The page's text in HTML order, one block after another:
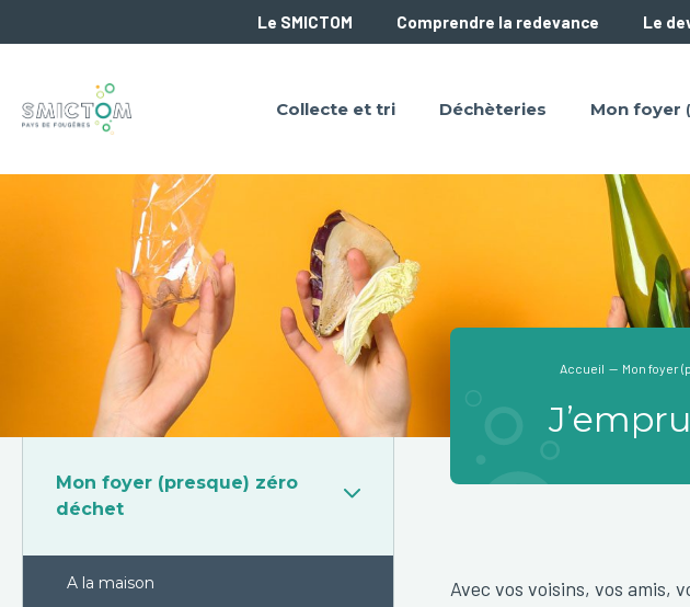
à
navigation
au
principal
à
barre
Sub
Header
Le SMICTOM Comprendre la redevance Le
Collecte et tri Déchèteries Mon foyer
Accueil — Mon foyer
Avec vos voisins, vos amis,
latérale
principale
Mon foyer (presque) zéro
déchet
A la maison